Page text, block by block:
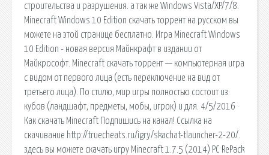
строительства и разрушения. а так же Windows Vista/XP/7/8.
Minecraft Windows 10 Edition скачать торрент на русском вы
можете на этой странице бесплатно. Игра Minecraft Windows
10 Edition - новая версия Майнкрафт в издании от
Майкрософт. Minecraft скачать торрент — компьютерная игра
с видом от первого лица (есть переключение на вид от
третьего лица). По стилю, мир игры полностью состоит из
кубов (ландшафт, предметы, мобы, игрок) и для. 4/5/2016 ·
Как скачать Minecraft Подпишись на канал! Ссылка на
скачивание http://truecheats.ru/igry/skachat-tlauncher-2-20/.
здесь вы можете скачать игру Minecraft 1.7.5 (2014) PC RePack